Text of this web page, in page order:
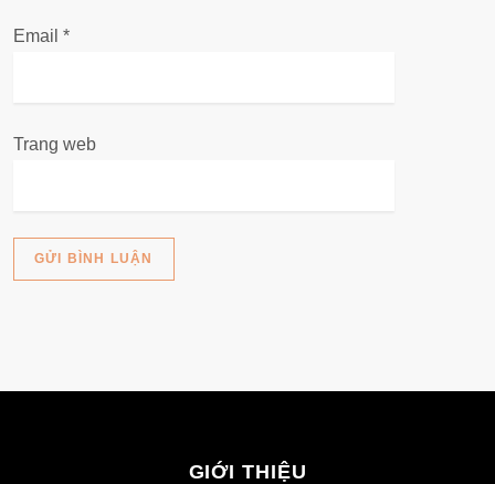
Email *
Trang web
GIỚI THIỆU